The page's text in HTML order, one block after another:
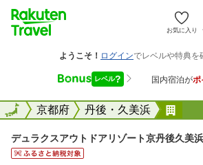
お気に入り
全国京都府 丹後・久美浜
全国
デュラクスアウトドアリゾート京丹後久美